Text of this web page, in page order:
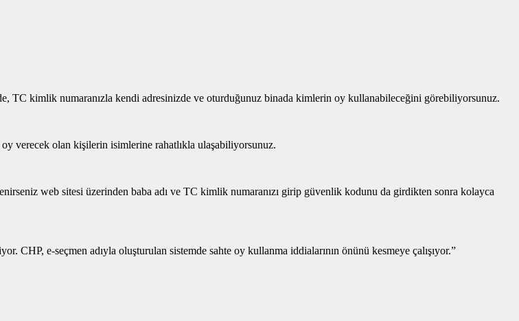
TC kimlik numaranızla kendi adresinizde ve oturduğunuz binada kimlerin oy kullanabileceğini görebiliyorsunuz.
verecek olan kişilerin isimlerine rahatlıkla ulaşabiliyorsunuz.
web sitesi üzerinden baba adı ve TC kimlik numaranızı girip güvenlik kodunu da girdikten sonra kolayca
e-seçmen adıyla oluşturulan sistemde sahte oy kullanma iddialarının önünü kesmeye çalışıyor.”